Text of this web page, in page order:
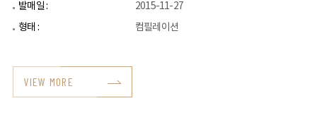
발매일 :
2015-11-27
형태 :
컴필레이션
VIEW MORE